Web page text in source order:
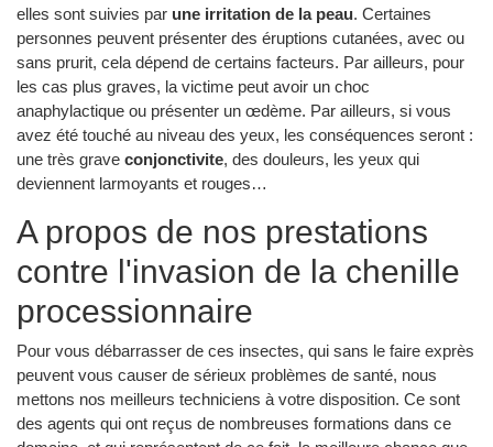
elles sont suivies par une irritation de la peau. Certaines
personnes peuvent présenter des éruptions cutanées, avec ou
sans prurit, cela dépend de certains facteurs. Par ailleurs, pour
les cas plus graves, la victime peut avoir un choc
anaphylactique ou présenter un œdème. Par ailleurs, si vous
avez été touché au niveau des yeux, les conséquences seront :
une très grave conjonctivite, des douleurs, les yeux qui
deviennent larmoyants et rouges…
A propos de nos prestations
contre l'invasion de la chenille
processionnaire
Pour vous débarrasser de ces insectes, qui sans le faire exprès
peuvent vous causer de sérieux problèmes de santé, nous
mettons nos meilleurs techniciens à votre disposition. Ce sont
des agents qui ont reçus de nombreuses formations dans ce